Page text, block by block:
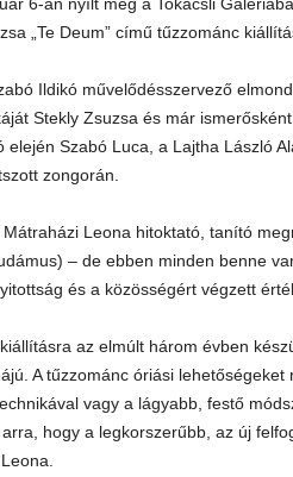
„Te Deum” című tűzzománc
Ildikó művelődésszervező
Stekly Zsuzsa és már
elején Szabó Luca, a Lajtha László
zongorán.
Leona hitoktató, tanító
– de ebben minden benne
és a közösségért végzett
az elmúlt három évben
A tűzzománc óriási
vagy a lágyabb, festő
hogy a legkorszerűbb, az új